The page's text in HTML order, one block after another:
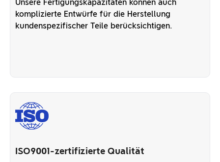
Unsere Fertigungskapazitäten können auch
komplizierte Entwürfe für die Herstellung
kundenspezifischer Teile berücksichtigen.
ISO9001-zertifizierte Qualität